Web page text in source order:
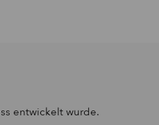
entwickelt wurde.